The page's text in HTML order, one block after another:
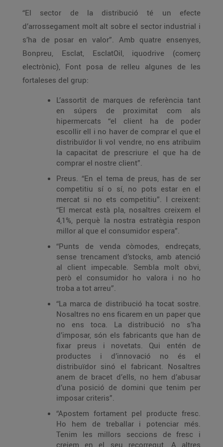
“El sector de la distribució té un efecte
d’arrossegament molt alt sobre el sector industrial i
s’ha de posar en valor”. Amb quatre ensenyes,
Bonpreu, Esclat, EsclatOil, iquodrive (comerç
electrònic), Font posa de relleu algunes de les
fortaleses del grup:
L’assortit de marques de referència tant
en súpers de proximitat com als
hipermercats “el client ha de poder
escollir ell i no haver de comprar el que el
distribuïdor li vol vendre, no ens atribuïm
la capacitat de prescriure el que ha de
comprar el nostre client”.
Preus. “En el tema de preus, has de ser
competitiu sí o sí, no pots estar en el
mercat si no ets competitiu”. I creixent:
“El mercat està pla, nosaltres creixem el
4,1%, perquè la nostra estratègia respon
millor al que el consumidor espera”.
“Punts de venda còmodes, endreçats,
sense trencament d’stocks, amb atenció
al client impecable. Sembla molt obvi,
però el consumidor ho valora i no ho
troba a tot arreu”.
“La marca de distribució ha tocat sostre.
Nosaltres no ens ficarem en un paper que
no ens toca. La distribució no s’ha
d’imposar, són els fabricants que han de
fixar preus i novetats. Qui entén de
productes i d’innovació no és el
distribuïdor sinó el fabricant. Nosaltres
anem de bracet d’ells, no hem d’abusar
d’una posició de domini que tenim per
imposar criteris”.
“Apostem fortament pel producte fresc.
Ho hem de treballar i potenciar més.
Tenim les millors seccions de fresc i
creiem en el seu recorregut. A altres